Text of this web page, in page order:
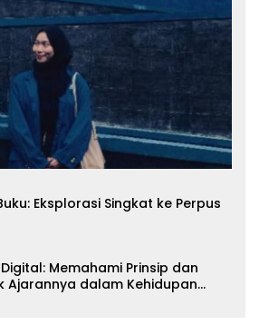
Eksplorasi Singkat ke Perpus
Memahami Prinsip dan
Ajarannya dalam Kehidupan